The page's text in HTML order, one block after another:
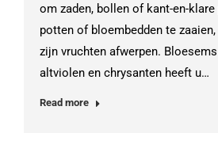
om zaden, bollen of kant-en-
potten of bloembedden te
zijn vruchten afwerpen.
altviolen en chrysanten heeft u…
Read more